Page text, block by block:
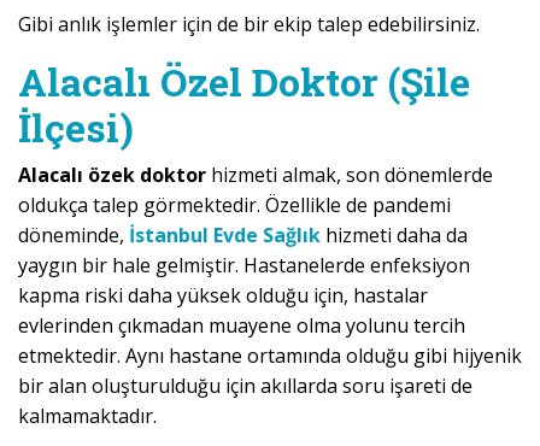
Gibi anlık işlemler için de bir ekip talep edebilirsiniz.
Alacalı Özel Doktor (Şile
İlçesi)
Alacalı özek doktor hizmeti almak, son dönemlerde
oldukça talep görmektedir. Özellikle de pandemi
döneminde, İstanbul Evde Sağlık hizmeti daha da
yaygın bir hale gelmiştir. Hastanelerde enfeksiyon
kapma riski daha yüksek olduğu için, hastalar
evlerinden çıkmadan muayene olma yolunu tercih
etmektedir. Aynı hastane ortamında olduğu gibi hijyenik
bir alan oluşturulduğu için akıllarda soru işareti de
kalmamaktadır.